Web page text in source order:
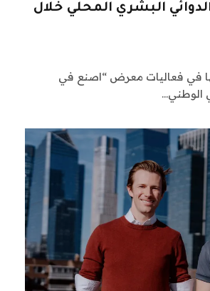
البشري المحلي خلال
في فعاليات معرض “اصنع في